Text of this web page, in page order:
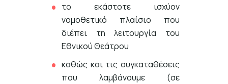
το εκάστοτε ισχύον
νομοθετικό πλαίσιο που
διέπει τη λειτουργία του
Εθνικού Θεάτρου
καθώς και τις συγκαταθέσεις
που λαμβάνουμε (σε